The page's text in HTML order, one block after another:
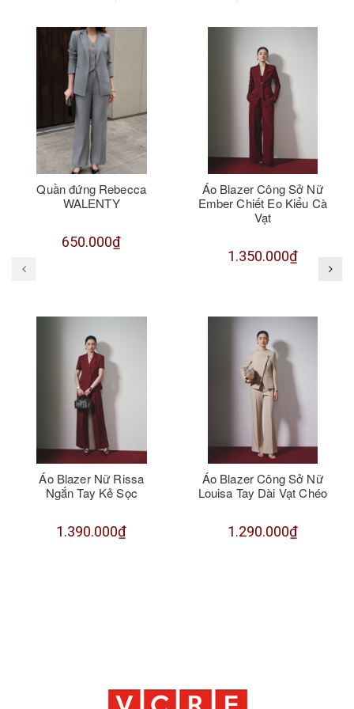
Quần đứng Rebecca
WALENTY
650.000₫
Áo Blazer Nữ Rissa
Ngắn Tay Kẻ Sọc
1.390.000₫
Áo Blazer Công Sở Nữ
Ember Chiết Eo Kiểu Cà
Vạt
1.350.000₫
Áo Blazer Công Sở Nữ
Louisa Tay Dài Vạt Chéo
1.290.000₫